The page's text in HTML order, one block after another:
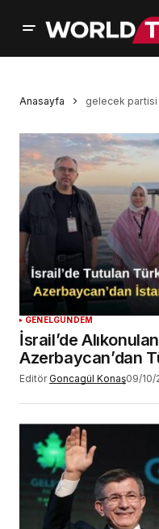
Anasayfa gelecek partisi
GENELGÜNDEM
İsrail’de
Azerbaycan’dan
Editör Goncagül Konaş09/10/